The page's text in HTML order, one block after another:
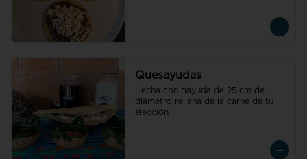
Quesayudas
Hecha con tlayuda de 25 cm de
diámetro rellena de la carne de tu
elección